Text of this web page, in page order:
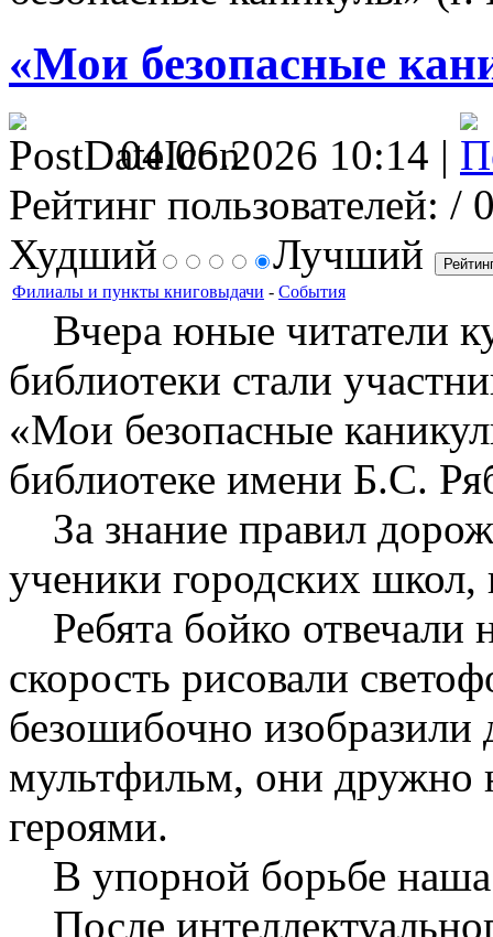
«Мои безопасные
04.06.2026 10:14 |
Рейтинг пользователей: /
Худший
Лучший
Филиалы и пункты книговыдачи - События
Вчера юные читатели
библиотеки стали
«Мои безопасные
библиотеке имени Б.С.
За знание правил
ученики городских
Ребята бойко отвечали
скорость рисовали
безошибочно
мультфильм, они
героями.
В упорной борьбе наша
После